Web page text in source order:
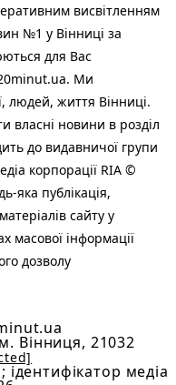
висвітленням
№1 у Вінниці за
для Вас
Ми
людей, життя Вінниці.
власні новини в розділ
до видавничої групи
корпорації RIA ©
яка публiкацiя,
сайту у
масової інформації
дозволу
Вінниця, 21032
ідентифікатор медіа